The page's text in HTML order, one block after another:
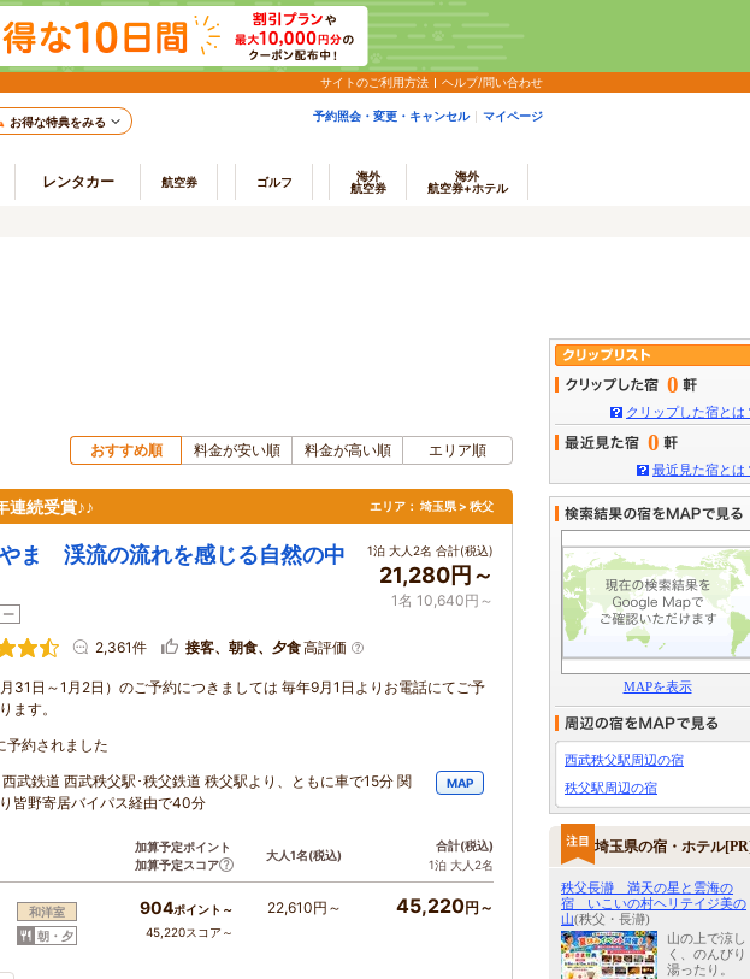
サイトのご利用方法 ヘルプ/問い合わせ
お得な特典をみる 予約照会・変更・キャンセル マイページ
レンタカー 航空券 ゴルフ
海外
航空券
海外
航空券+ホテル
おすすめ順 料金が安い順 料金が高い順 エリア順
連続受賞♪♪ エリア： 埼玉県 > 秩父
ま 渓流の流れを感じる自然の中
ー
1泊 大人2名 合計(税込)
21,280円～
1名 10,640円～
2,361件 接客、朝食、夕食高評価
31日～1月2日）のご予約につきましては 毎年9月1日よりお電話にてご予
ます。
予約されました
西武鉄道 西武秩父駅･秩父鉄道 秩父駅より、ともに車で15分 関
皆野寄居バイパス経由で40分
MAP
加算予定ポイント
加算予定スコア
大人1名(税込)
合計(税込)
1泊 大人2名
和洋室
朝・夕
904ポイント～
45,220スコア～
22,610円～ 45,220円～
0
クリップした宿とは
0
最近見た宿とは
MAPを表示
西武秩父駅周辺の宿
秩父駅周辺の宿
埼玉県の宿・ホテル
秩父長瀞 満天の星と雲海の
宿 いこいの村ヘリテイジ美の
山(秩父・長瀞)
山の上で涼し
く、のんびり
湯ったり。